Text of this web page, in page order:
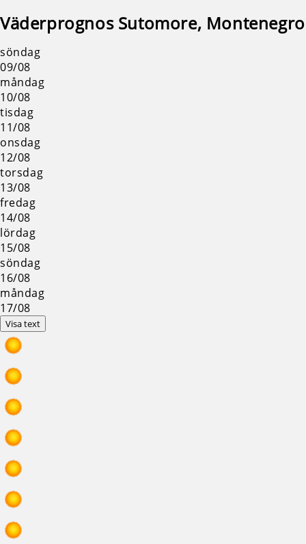
Väderprognos Sutomore, Montenegro
söndag
09/08
måndag
10/08
tisdag
11/08
onsdag
12/08
torsdag
13/08
fredag
14/08
lördag
15/08
söndag
16/08
måndag
17/08
Visa text